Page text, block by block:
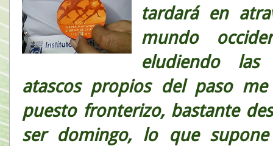
tardará en
mundo
eludiendo las
atascos propios del paso
puesto fronterizo, bastante
ser domingo, lo que